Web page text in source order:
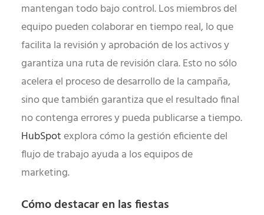
mantengan todo bajo control. Los miembros del
equipo pueden colaborar en tiempo real, lo que
facilita la revisión y aprobación de los activos y
garantiza una ruta de revisión clara. Esto no sólo
acelera el proceso de desarrollo de la campaña,
sino que también garantiza que el resultado final
no contenga errores y pueda publicarse a tiempo.
HubSpotexplora cómo la gestión eficiente del
flujo de trabajo ayuda a los equipos de
marketing.
Cómo destacar en las fiestas